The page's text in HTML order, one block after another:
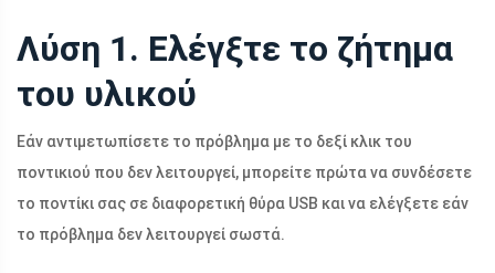
Λύση 1. Ελέγξτε το ζήτημα
του υλικού
Εάν αντιμετωπίσετε το πρόβλημα με το δεξί κλικ του
ποντικιού που δεν λειτουργεί, μπορείτε πρώτα να συνδέσετε
το ποντίκι σας σε διαφορετική θύρα USB και να ελέγξετε εάν
το πρόβλημα δεν λειτουργεί σωστά.